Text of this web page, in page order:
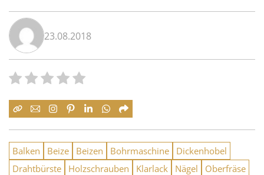
23.08.2018
Balken Beize Beizen Bohrmaschine
Dickenhobel
Drahtbürste
Holzschrauben Klarlack Nägel
Oberfräse